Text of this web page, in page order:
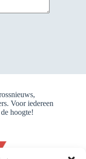
Voor iedereen
hoogte!